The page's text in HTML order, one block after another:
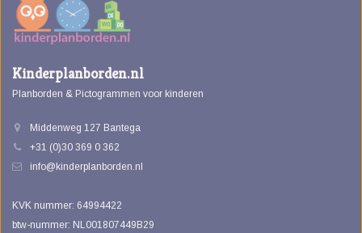
Kinderplanborden.nl
Planborden & Pictogrammen voor kinderen
Middenweg 127 Bantega
+31 (0)30 369 0 362
info@kinderplanborden.nl
KVK nummer: 64994422
btw-nummer: NL001807449B29